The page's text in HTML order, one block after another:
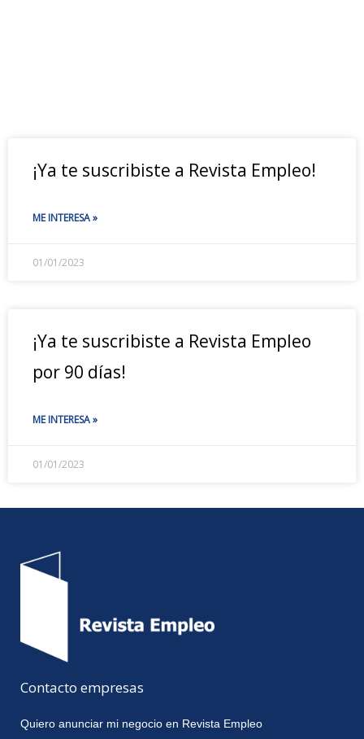
¡Ya te suscribiste a Revista Empleo!
ME INTERESA »
01/01/2023
¡Ya te suscribiste a Revista Empleo
por 90 días!
ME INTERESA »
01/01/2023
Contacto empresas
Quiero anunciar mi negocio en Revista Empleo